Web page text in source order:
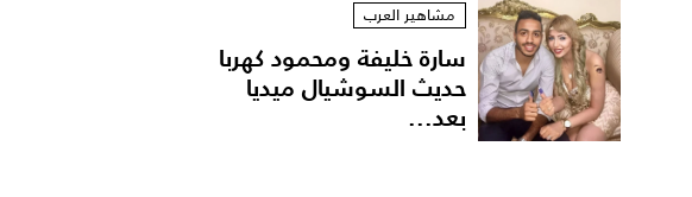
مشاهير العرب
سارة خليفة ومحمود كهربا
حديث السوشيال ميديا
بعد...